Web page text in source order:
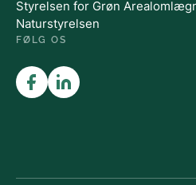
Styrelsen for Grøn
Naturstyrelsen
FØLG OS